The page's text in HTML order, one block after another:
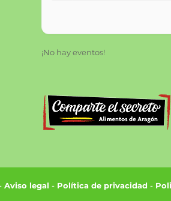
¡No hay eventos!
Aviso legal - Política de privacidad -